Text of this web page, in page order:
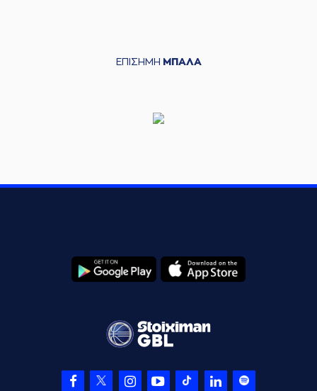
ΕΠΙΣΗΜΗ ΜΠΑΛΑ